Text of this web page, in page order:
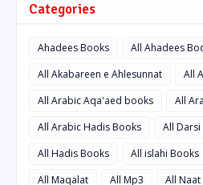
Categories
Ahadees Books
All Ahadees
All Akabareen e Ahlesunnat
All
All Arabic Aqa'aed books
All
All Arabic Hadis Books
All
All Hadis Books
All islahi Books
All Maqalat
All Mp3 All Naat